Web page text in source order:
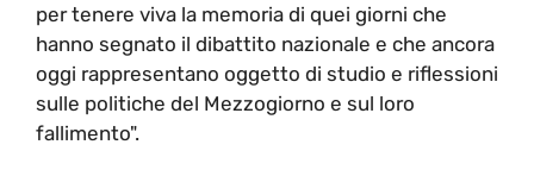
per tenere viva la memoria di quei giorni che
hanno segnato il dibattito nazionale e che ancora
oggi rappresentano oggetto di studio e riflessioni
sulle politiche del Mezzogiorno e sul loro
fallimento".